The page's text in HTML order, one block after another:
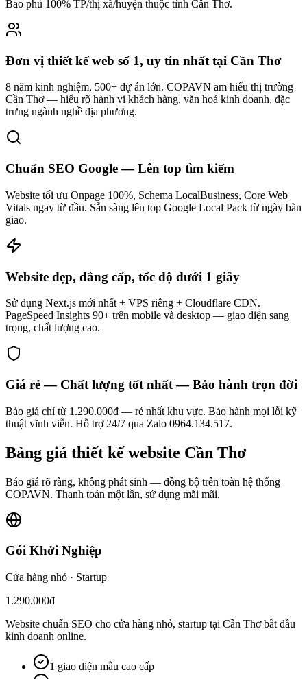
Bao phủ 100% TP/thị xã/huyện thuộc tỉnh Cần Thơ.
Đơn vị thiết kế web số 1, uy tín nhất tại Cần Thơ
8 năm kinh nghiệm, 500+ dự án lớn. COPAVN am hiểu thị trường
Cần Thơ — hiểu rõ hành vi khách hàng, văn hoá kinh doanh, đặc
trưng ngành nghề địa phương.
Chuẩn SEO Google — Lên top tìm kiếm
Website tối ưu Onpage 100%, Schema LocalBusiness, Core Web
Vitals ngay từ đầu. Sẵn sàng lên top Google Local Pack từ ngày bàn
giao.
Website đẹp, đẳng cấp, tốc độ dưới 1 giây
Sử dụng Next.js mới nhất + VPS riêng + Cloudflare CDN.
PageSpeed Insights 90+ trên mobile và desktop — giao diện sang
trọng, chất lượng cao.
Giá rẻ — Chất lượng tốt nhất — Bảo hành trọn đời
Báo giá chỉ từ 1.290.000đ — rẻ nhất khu vực. Bảo hành mọi lỗi kỹ
thuật vĩnh viễn. Hỗ trợ 24/7 qua Zalo 0964.134.517.
Bảng giá thiết kế website Cần Thơ
Báo giá rõ ràng, không phát sinh — đồng bộ trên toàn hệ thống
COPAVN. Thanh toán một lần, sử dụng mãi mãi.
Gói Khởi Nghiệp
Cửa hàng nhỏ · Startup
1.290.000đ
Website chuẩn SEO cho cửa hàng nhỏ, startup tại Cần Thơ bắt đầu
kinh doanh online.
1 giao diện mẫu cao cấp